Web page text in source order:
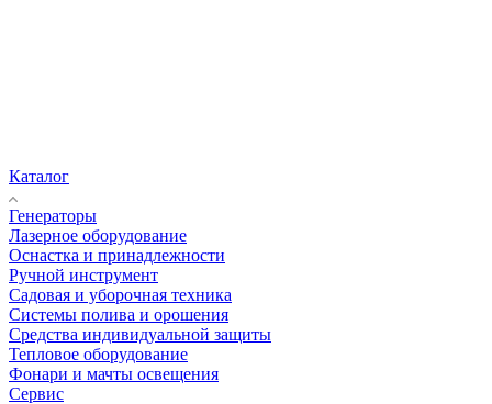
Каталог
Генераторы
Лазерное оборудование
Оснастка и принадлежности
Ручной инструмент
Садовая и уборочная техника
Системы полива и орошения
Средства индивидуальной защиты
Тепловое оборудование
Фонари и мачты освещения
Сервис